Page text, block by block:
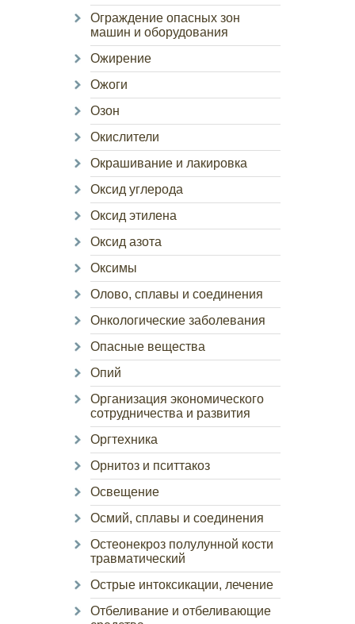
Ограждение опасных зон
машин и оборудования
Ожирение
Ожоги
Озон
Окислители
Окрашивание и лакировка
Оксид углерода
Оксид этилена
Оксид азота
Оксимы
Олово, сплавы и соединения
Онкологические заболевания
Опасные вещества
Опий
Организация экономического
сотрудничества и развития
Оргтехника
Орнитоз и пситтакоз
Освещение
Осмий, сплавы и соединения
Остеонекроз полулунной кости
травматический
Острые интоксикации, лечение
Отбеливание и отбеливающие